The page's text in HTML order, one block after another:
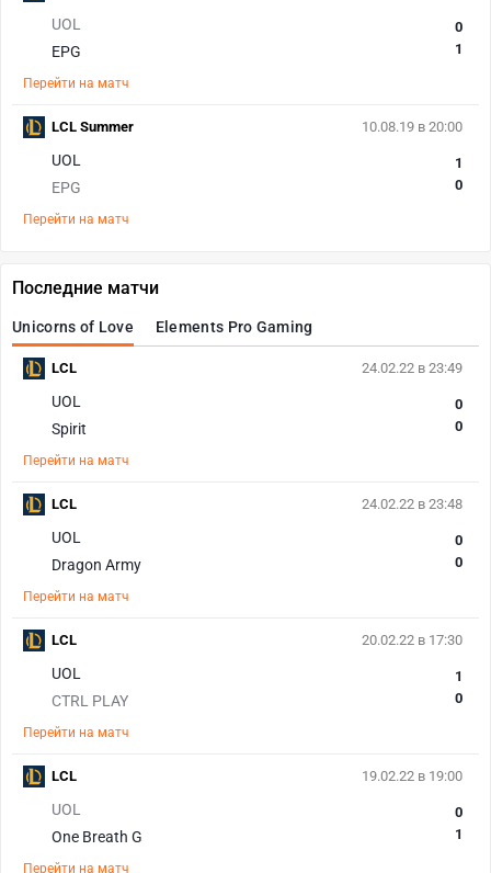
UOL
EPG
0
1
Перейти на матч
10.08.19 в 20:00
UOL
EPG
1
0
Перейти на матч
LCL Summer
Последние матчи
Unicorns of Love Elements Pro Gaming
24.02.22 в 23:49
UOL
Spirit
0
0
Перейти на матч
LCL
24.02.22 в 23:48
UOL
Dragon Army
0
0
Перейти на матч
LCL
20.02.22 в 17:30
UOL
CTRL PLAY
1
0
Перейти на матч
LCL
19.02.22 в 19:00
UOL
One Breath G
0
1
Перейти на матч
LCL